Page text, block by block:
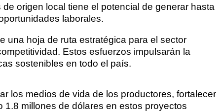
origen local tiene el potencial de generar hasta
laborales.
una hoja de ruta estratégica para el sector
Estos esfuerzos impulsarán la
sostenibles en todo el país.
los medios de vida de los productores, fortalecer
millones de dólares en estos proyectos